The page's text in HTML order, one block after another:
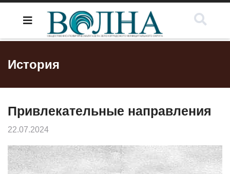
История
Привлекательные направления
22.07.2024